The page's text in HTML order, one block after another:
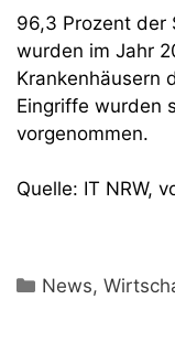
96,3 Prozent der
wurden im Jahr
Krankenhäusern
Eingriffe wurden
vorgenommen.
Quelle: IT NRW,
Kategorien
News,